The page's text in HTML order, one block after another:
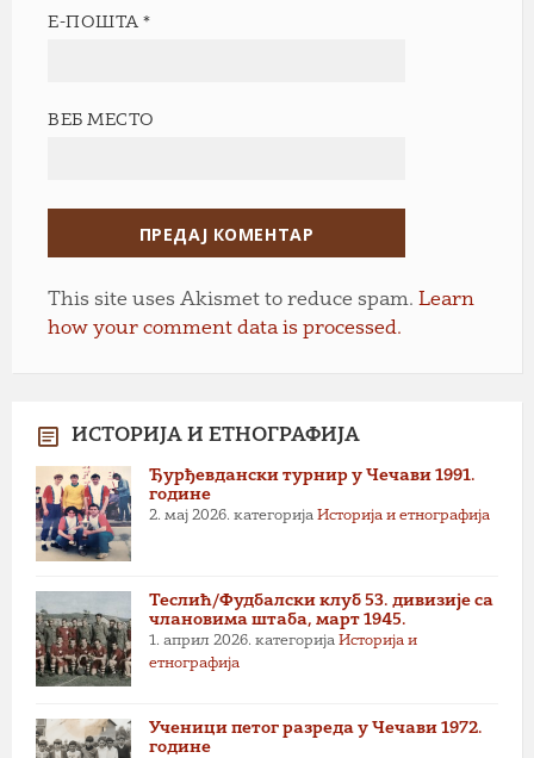
Е-ПОШТА*
ВЕБ МЕСТО
This site uses Akismet to reduce spam. Learn
how your comment data is processed.
ИСТОРИЈА И ЕТНОГРАФИЈА
Ђурђевдански турнир у Чечави 1991.
године
2. мај 2026. категорија Историја и етнографија
Теслић/Фудбалски клуб 53. дивизије са
члановима штаба, март 1945.
1. април 2026. категорија Историја и
етнографија
Ученици петог разреда у Чечави 1972.
године